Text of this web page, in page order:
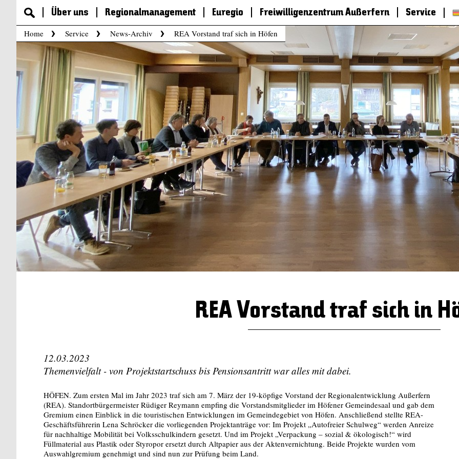
Über uns Regionalmanagement Euregio Freiwilligenzentrum Außerfern
Service
Home
Service News-Archiv REA Vorstand traf sich in Höfen
REA Vorstand traf sich in
12.03.2023
Themenvielfalt - von Projektstartschuss bis Pensionsantritt war alles mit dabei.
HÖFEN. Zum ersten Mal im Jahr 2023 traf sich am 7. März der 19-köpfige Vorstand der Regionalentwicklung Außerfern
(REA). Standortbürgermeister Rüdiger Reymann empfing die Vorstandsmitglieder im Höfener Gemeindesaal und gab dem
Gremium einen Einblick in die touristischen Entwicklungen im Gemeindegebiet von Höfen. Anschließend stellte REA-
Geschäftsführerin Lena Schröcker die vorliegenden Projektanträge vor: Im Projekt „Autofreier Schulweg“ werden Anreize
für nachhaltige Mobilität bei Volksschulkindern gesetzt. Und im Projekt „Verpackung – sozial & ökologisch!“ wird
Füllmaterial aus Plastik oder Styropor ersetzt durch Altpapier aus der Aktenvernichtung. Beide Projekte wurden vom
Auswahlgremium genehmigt und sind nun zur Prüfung beim Land.